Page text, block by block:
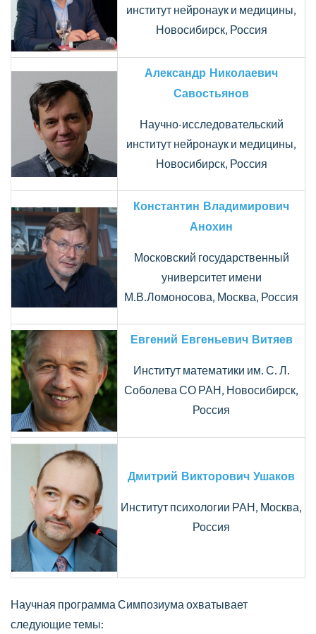
институт нейронаук и медицины,
Новосибирск, Россия
Александр Николаевич
Савостьянов
Научно-исследовательский
институт нейронаук и медицины,
Новосибирск, Россия
Константин Владимирович
Анохин
Московский государственный
университет имени
М.В.Ломоносова, Москва, Россия
Евгений Евгеньевич Витяев
Институт математики им. С. Л.
Соболева СО РАН, Новосибирск,
Россия
Дмитрий Викторович Ушаков
Институт психологии РАН, Москва,
Россия
Научная программа Симпозиума охватывает
следующие темы: